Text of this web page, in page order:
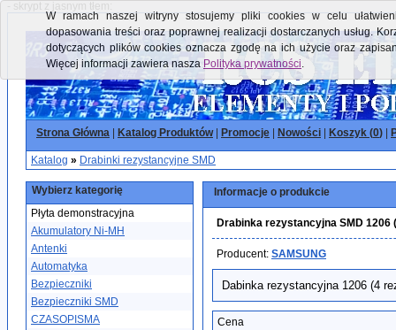
- skrypt z jasnym tłem:
Strona Główna Katalog Produktów| Promocje Nowości Koszyk (0)
Katalog » Drabinki rezystancyjne SMD
Wybierz kategorię
Płyta demonstracyjna
Akumulatory Ni-MH
Antenki
Automatyka
Bezpieczniki
Bezpieczniki SMD
CZASOPISMA
Informacje o produkcie
Drabinka rezystancyjna SMD 1206
Producent: SAMSUNG
Dabinka rezystancyjna 1206 (4
Cena
W ramach naszej witryny stosujemy pliki cookies w celu
dopasowania treści oraz poprawnej realizacji dostarczanych usług.
dotyczących plików cookies oznacza zgodę na ich użycie oraz
Więcej informacji zawiera nasza Polityka prywatności.